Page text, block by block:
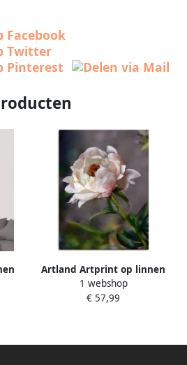
Artland Artprint op linnen
Pioenroos vintage
1 webshop
€ 57,99